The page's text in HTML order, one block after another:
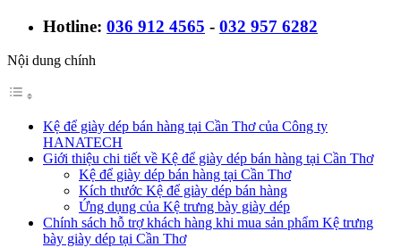
Hotline: 036 912 4565 - 032 957 6282
Nội dung chính
Kệ để giày dép bán hàng tại Cần Thơ của Công ty
HANATECH
Giới thiệu chi tiết về Kệ để giày dép bán hàng tại Cần Thơ
Kệ để giày dép bán hàng tại Cần Thơ
Kích thước Kệ để giày dép bán hàng
Ứng dụng của Kệ trưng bày giày dép
Chính sách hỗ trợ khách hàng khi mua sản phẩm Kệ trưng
bày giày dép tại Cần Thơ